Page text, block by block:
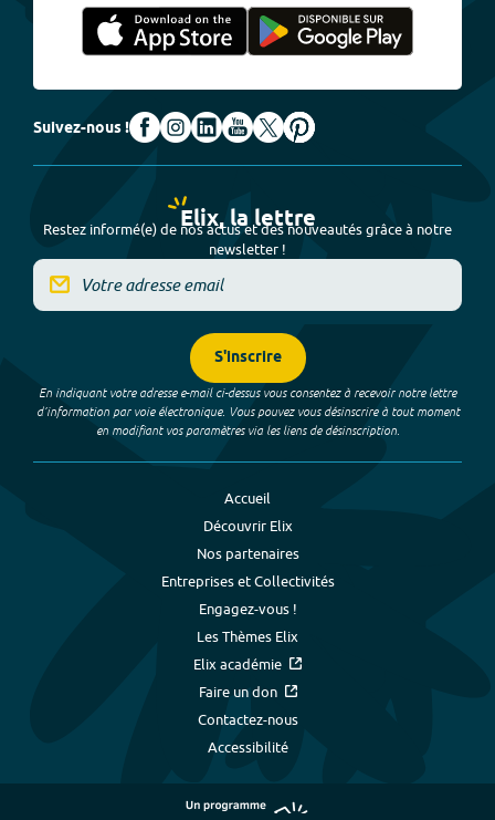
Suivez-nous !
Elix, la lettre
Restez informé(e) de nos actus et des nouveautés grâce à notre
newsletter !
S'inscrire
En indiquant votre adresse e-mail ci-dessus vous consentez à recevoir notre lettre
d’information par voie électronique. Vous pouvez vous désinscrire à tout moment
en modifiant vos paramètres via les liens de désinscription.
Accueil
Découvrir Elix
Nos partenaires
Entreprises et Collectivités
Engagez-vous !
Les Thèmes Elix
Elix académie
Faire un don
Contactez-nous
Accessibilité